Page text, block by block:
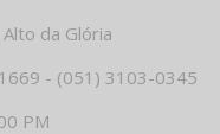
da Glória
- (051) 3103-0345
PM